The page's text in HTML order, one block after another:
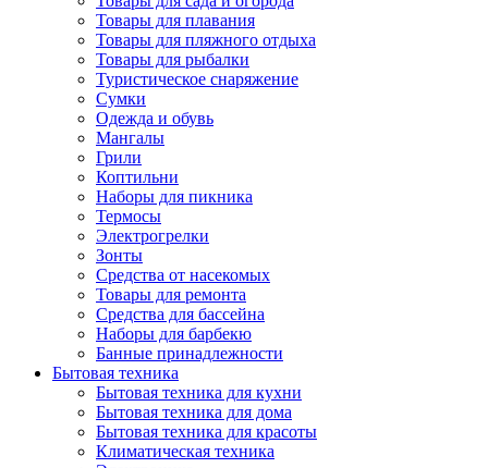
Товары для плавания
Товары для пляжного отдыха
Товары для рыбалки
Туристическое снаряжение
Сумки
Одежда и обувь
Мангалы
Грили
Коптильни
Наборы для пикника
Термосы
Электрогрелки
Зонты
Средства от насекомых
Товары для ремонта
Средства для бассейна
Наборы для барбекю
Банные принадлежности
Бытовая техника
Бытовая техника для кухни
Бытовая техника для дома
Бытовая техника для красоты
Климатическая техника